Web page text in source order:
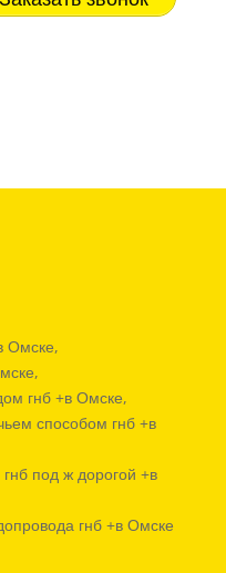
Омске,
гнб +в Омске,
способом гнб +в
под ж дорогой +в
гнб +в Омске